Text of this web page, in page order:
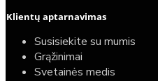
Klientų aptarnavimas
Susisiekite su mumis
Grąžinimai
Svetainės medis